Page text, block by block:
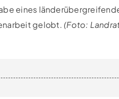
eines
gelobt.(Foto: